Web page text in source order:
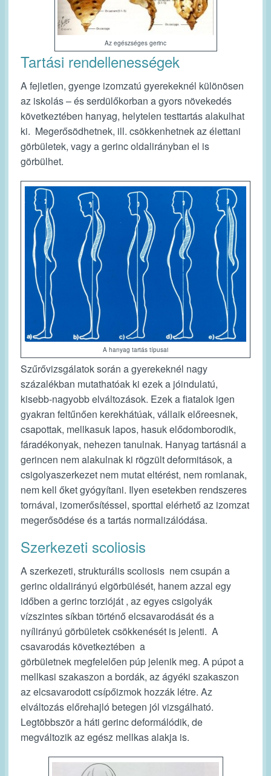
Az egészséges gerinc
Tartási rendellenességek
A fejletlen, gyenge izomzatú gyerekeknél különösen
az iskolás – és serdülőkorban a gyors növekedés
következtében hanyag, helytelen testtartás alakulhat
ki. Megerősödhetnek, ill. csökkenhetnek az élettani
görbületek, vagy a gerinc oldalirányban el is
görbülhet.
A hanyag tartás típusai
Szűrővizsgálatok során a gyerekeknél nagy
százalékban mutathatóak ki ezek a jóindulatú,
kisebb-nagyobb elváltozások. Ezek a fiatalok igen
gyakran feltűnően kerekhátúak, vállaik előreesnek,
csapottak, mellkasuk lapos, hasuk elődomborodik,
fáradékonyak, nehezen tanulnak. Hanyag tartásnál a
gerincen nem alakulnak ki rögzült deformitások, a
csigolyaszerkezet nem mutat eltérést, nem romlanak,
nem kell őket gyógyítani. Ilyen esetekben rendszeres
tornával, izomerősítéssel, sporttal elérhető az izomzat
megerősödése és a tartás normalizálódása.
Szerkezeti scoliosis
A szerkezeti, strukturális scoliosis nem csupán a
gerinc oldalirányú elgörbülését, hanem azzal egy
időben a gerinc torzióját , az egyes csigolyák
vízszintes síkban történő elcsavarodását és a
nyílirányú görbületek csökkenését is jelenti. A
csavarodás következtében a
görbületnek megfelelően púp jelenik meg. A púpot a
mellkasi szakaszon a bordák, az ágyéki szakaszon
az elcsavarodott csípőizmok hozzák létre. Az
elváltozás előrehajló betegen jól vizsgálható.
Legtöbbször a háti gerinc deformálódik, de
megváltozik az egész mellkas alakja is.